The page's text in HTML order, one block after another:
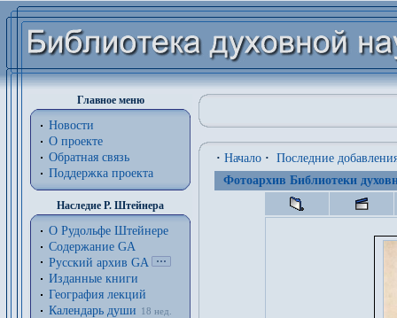
Главное меню
Новости
О проекте
Обратная связь
Поддержка проекта
Наследие Р. Штейнера
О Рудольфе Штейнере
Содержание GA
Русский архив GA
Изданные книги
География лекций
Календарь души
18 нед.
· Начало · Последние
Фотоархив Библиотеки